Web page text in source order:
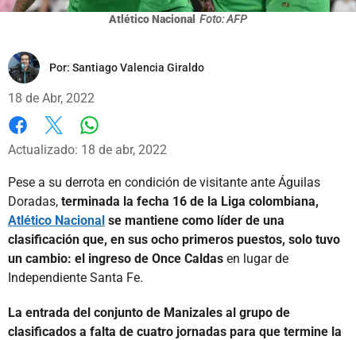
Atlético Nacional Foto: AFP
Por: Santiago Valencia Giraldo
18 de Abr, 2022
Facebook
X
Actualizado: 18 de abr, 2022
Pese a su derrota en condición de visitante ante Águilas
Doradas, terminada la fecha 16 de la Liga colombiana,
Atlético Nacional se mantiene como líder de una
clasificación que, en sus ocho primeros puestos, solo tuvo
un cambio: el ingreso de Once Caldas en lugar de
Independiente Santa Fe.
La entrada del conjunto de Manizales al grupo de
clasificados a falta de cuatro jornadas para que termine la